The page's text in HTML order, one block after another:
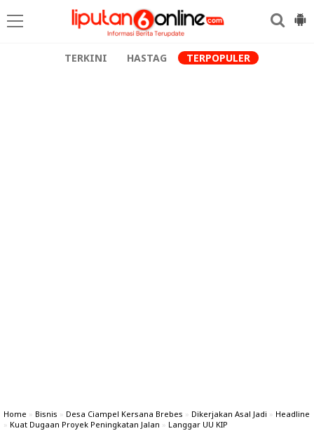
TERKINI HASTAG TERPOPULER
Home » Bisnis » Desa Ciampel Kersana Brebes » Dikerjakan Asal Jadi » Headline
» Kuat Dugaan Proyek Peningkatan Jalan » Langgar UU KIP